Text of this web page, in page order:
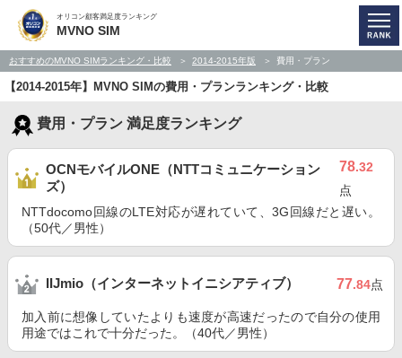
オリコン顧客満足度ランキング
MVNO SIM
おすすめのMVNO SIMランキング・比較 2014-2015年版 費用・プラン
【2014-2015年】MVNO SIMの費用・プランランキング・比較
費用・プラン 満足度ランキング
OCNモバイルONE（NTTコミュニケーション
ズ）
78.32
点
NTTdocomo回線のLTE対応が遅れていて、3G回線だと遅い。
（50代／男性）
IIJmio（インターネットイニシアティブ） 77.84点
加入前に想像していたよりも速度が高速だったので自分の使用
用途ではこれで十分だった。（40代／男性）